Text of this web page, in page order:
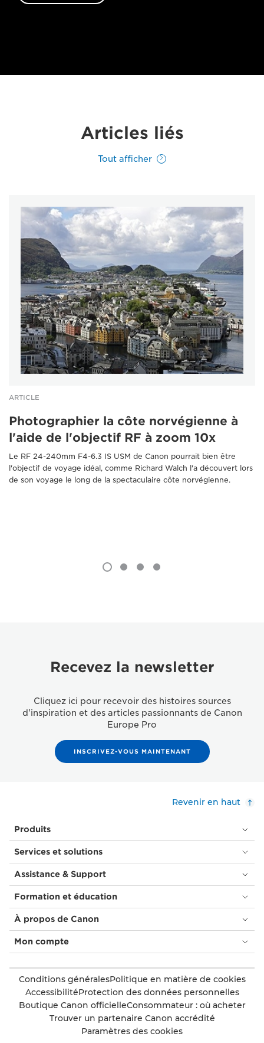
Articles liés
Tout afficher
ARTICLE
Photographier la côte norvégienne à
l'aide de l'objectif RF à zoom 10x
Le RF 24-240mm F4-6.3 IS USM de Canon pourrait bien être
l'objectif de voyage idéal, comme Richard Walch l'a découvert lors
de son voyage le long de la spectaculaire côte norvégienne.
Recevez la newsletter
Cliquez ici pour recevoir des histoires sources
d'inspiration et des articles passionnants de Canon
Europe Pro
INSCRIVEZ-VOUS MAINTENANT
Revenir en haut
Produits
Services et solutions
Assistance & Support
Formation et éducation
À propos de Canon
Mon compte
Conditions généralesPolitique en matière de cookies
AccessibilitéProtection des données personnelles
Boutique Canon officielleConsommateur : où acheter
Trouver un partenaire Canon accrédité
Paramètres des cookies